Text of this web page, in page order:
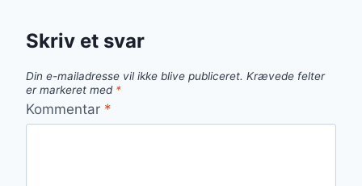
Skriv et svar
Din e-mailadresse vil ikke blive publiceret. Krævede felter
er markeret med *
Kommentar *